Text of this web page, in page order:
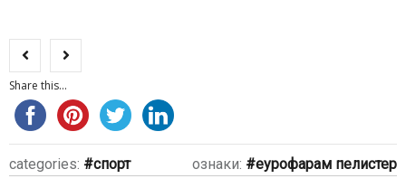
Share this...
categories: спорт ознаки: еурофарам пелистер